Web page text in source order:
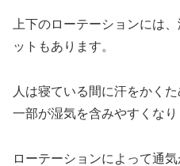
上下のローテーションには
ットもあります。
人は寝ている間に汗をかく
一部が湿気を含みやすくなり
ローテーションによって通